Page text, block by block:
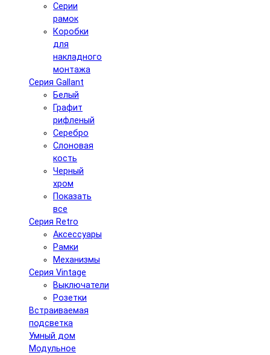
Серии
рамок
Коробки
для
накладного
монтажа
Серия Gallant
Белый
Графит
рифленый
Серебро
Слоновая
кость
Черный
хром
Показать
все
Серия Retro
Аксессуары
Рамки
Механизмы
Серия Vintage
Выключатели
Розетки
Встраиваемая
подсветка
Умный дом
Модульное